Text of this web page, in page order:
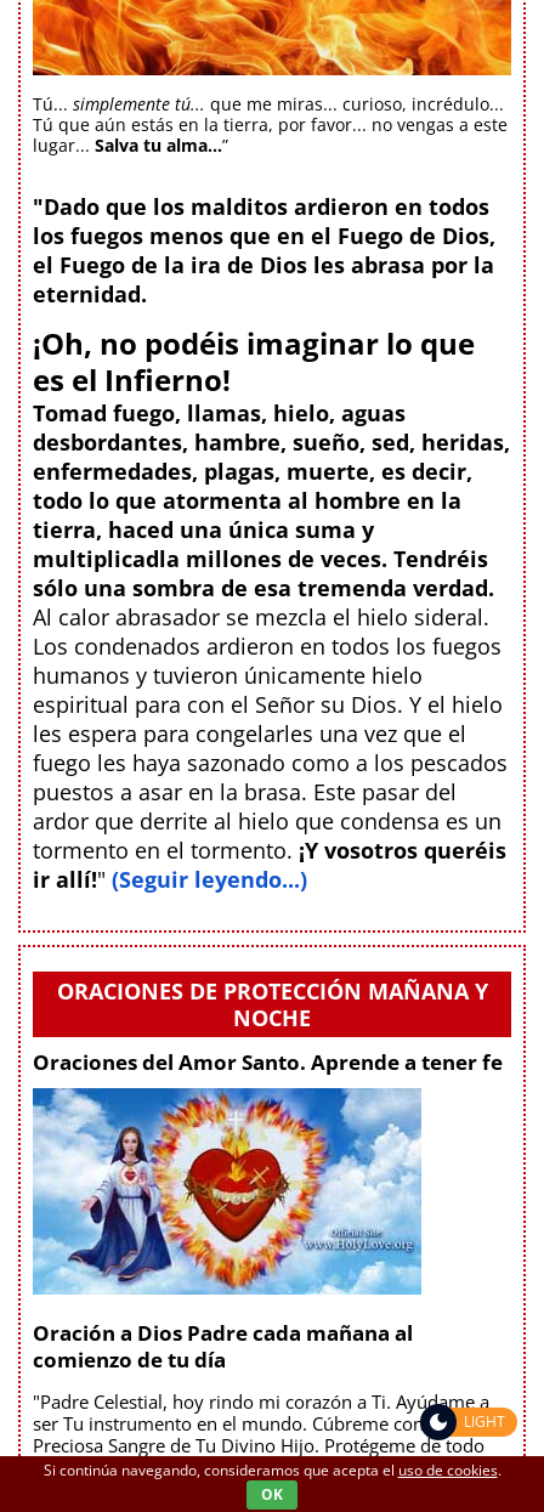
Tú... simplemente tú... que me miras... curioso, incrédulo...
Tú que aún estás en la tierra, por favor... no vengas a este
lugar... Salva tu alma...”
"Dado que los malditos ardieron en todos
los fuegos menos que en el Fuego de Dios,
el Fuego de la ira de Dios les abrasa por la
eternidad.
¡Oh, no podéis imaginar lo que
es el Infierno!
Tomad fuego, llamas, hielo, aguas
desbordantes, hambre, sueño, sed, heridas,
enfermedades, plagas, muerte, es decir,
todo lo que atormenta al hombre en la
tierra, haced una única suma y
multiplicadla millones de veces. Tendréis
sólo una sombra de esa tremenda verdad.
Al calor abrasador se mezcla el hielo sideral.
Los condenados ardieron en todos los fuegos
humanos y tuvieron únicamente hielo
espiritual para con el Señor su Dios. Y el hielo
les espera para congelarles una vez que el
fuego les haya sazonado como a los pescados
puestos a asar en la brasa. Este pasar del
ardor que derrite al hielo que condensa es un
tormento en el tormento. ¡Y vosotros queréis
ir allí!" (Seguir leyendo...)
ORACIONES DE PROTECCIÓN MAÑANA Y
NOCHE
Oraciones del Amor Santo. Aprende a tener fe
Oración a Dios Padre cada mañana al
comienzo de tu día
"Padre Celestial, hoy rindo mi corazón a Ti. Ayúdame a
ser Tu instrumento en el mundo. Cúbreme con la
Preciosa Sangre de Tu Divino Hijo. Protégeme de todo
mal. Protégeme de cualquier plan maligno que Satanás
pueda tener para mí el día de hoy. Revísteme de Tu
Si continúa navegando, consideramos que acepta el uso de cookies.
OK
LIGHT